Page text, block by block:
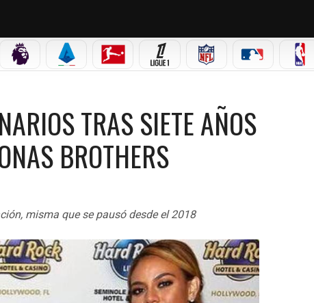
PREMIER LEAGUE
SERIE A BUNDESLIGALIGUE 1 NFL MLB NBA
TRAS SIETE AÑOS
BROTHERS
misma que se pausó desde el 2018